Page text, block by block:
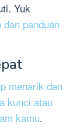
Yuk
dan panduan
menarik dan
kunci atau
kamu.